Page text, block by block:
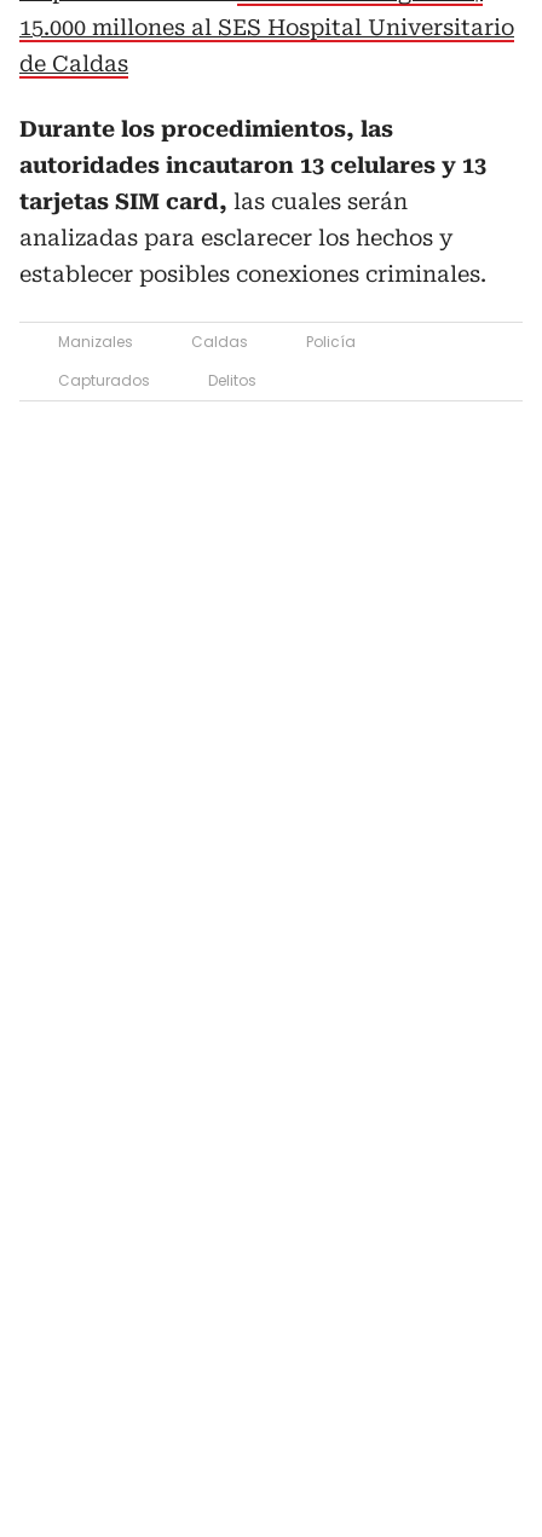
15.000 millones al SES Hospital Universitario
de Caldas
Durante los procedimientos, las
autoridades incautaron 13 celulares y 13
tarjetas SIM card, las cuales serán
analizadas para esclarecer los hechos y
establecer posibles conexiones criminales.
Manizales Caldas
Policía
Capturados
Delitos